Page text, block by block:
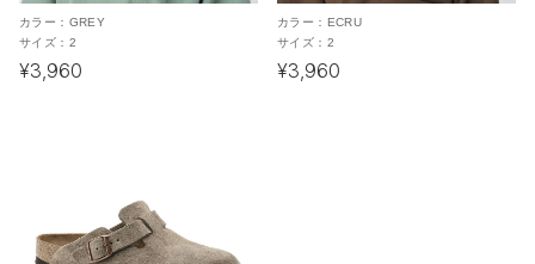
カラー： GREY
サイズ： 2
¥3,960
カラー： ECRU
サイズ： 2
¥3,960